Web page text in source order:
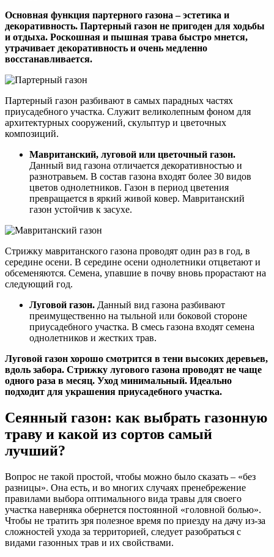
Основная функция партерного газона – эстетика и
декоративность. Партерный газон не пригоден для ходьбы
и отдыха. Роскошная и пышная трава быстро мнется,
утрачивает декоративность и очень медленно
восстанавливается.
Партерный газон разбивают в самых парадных частях
приусадебного участка. Служит великолепным фоном для
архитектурных сооружений, скульптур и цветочных
композиций.
Мавританский, луговой или цветочный газон.
Данный вид газона отличается декоративностью и
разнотравьем. В состав газона входят более 30 видов
цветов однолетников. Газон в период цветения
превращается в яркий живой ковер. Мавританский
газон устойчив к засухе.
Стрижку мавританского газона проводят один раз в год, в
середине осени. В середине осени однолетники отцветают и
обсеменяются. Семена, упавшие в почву вновь прорастают на
следующий год.
Луговой газон. Данный вид газона разбивают
преимущественно на тыльной или боковой стороне
приусадебного участка. В смесь газона входят семена
однолетников и жестких трав.
Луговой газон хорошо смотрится в тени высоких деревьев,
вдоль забора. Стрижку лугового газона проводят не чаще
одного раза в месяц. Уход минимальный. Идеально
подходит для украшения приусадебного участка.
Сеянный газон: как выбрать газонную
траву и какой из сортов самый
лучший?
Вопрос не такой простой, чтобы можно было сказать – «без
разницы». Она есть, и во многих случаях пренебрежение
правилами выбора оптимального вида травы для своего
участка наверняка обернется постоянной «головной болью».
Чтобы не тратить зря полезное время по приезду на дачу из-за
сложностей ухода за территорией, следует разобраться с
видами газонных трав и их свойствами.